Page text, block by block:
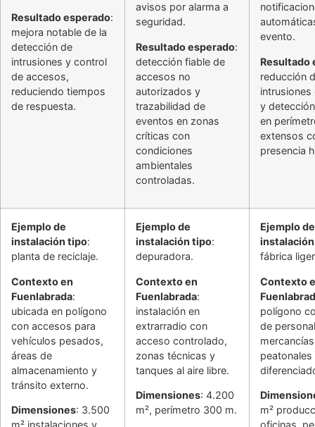
Resultado esperado:
mejora notable de la
detección de
intrusiones y control
de accesos,
reduciendo tiempos
de respuesta.
avisos por alarma a
seguridad.
Resultado esperado:
detección fiable de
accesos no
autorizados y
trazabilidad de
eventos en zonas
críticas con
condiciones
ambientales
controladas.
evento.
Resultado
reducción
y
en
extensos
presencia
Ejemplo de
instalación tipo:
planta de reciclaje.
Contexto en
Fuenlabrada:
ubicada en polígono
con accesos para
vehículos pesados,
áreas de
almacenamiento y
tránsito externo.
Dimensiones: 3.500
m² instalaciones y
Ejemplo de
instalación tipo:
depuradora.
Contexto en
Fuenlabrada:
instalación en
extrarradio con
acceso controlado,
zonas técnicas y
tanques al aire libre.
Dimensiones: 4.200
m², perímetro 300 m.
Ejemplo de
fábrica
Contexto
polígono
de
peatonales
m²
oficinas,